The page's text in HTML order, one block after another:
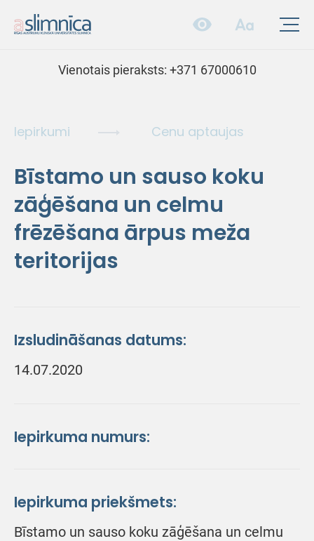
Vienotais pieraksts: +371 67000610
Iepirkumi Cenu aptaujas
Bīstamo un sauso koku
zāģēšana un celmu
frēzēšana ārpus meža
teritorijas
Izsludināšanas datums:
14.07.2020
Iepirkuma numurs:
Iepirkuma priekšmets:
Bīstamo un sauso koku zāģēšana un celmu